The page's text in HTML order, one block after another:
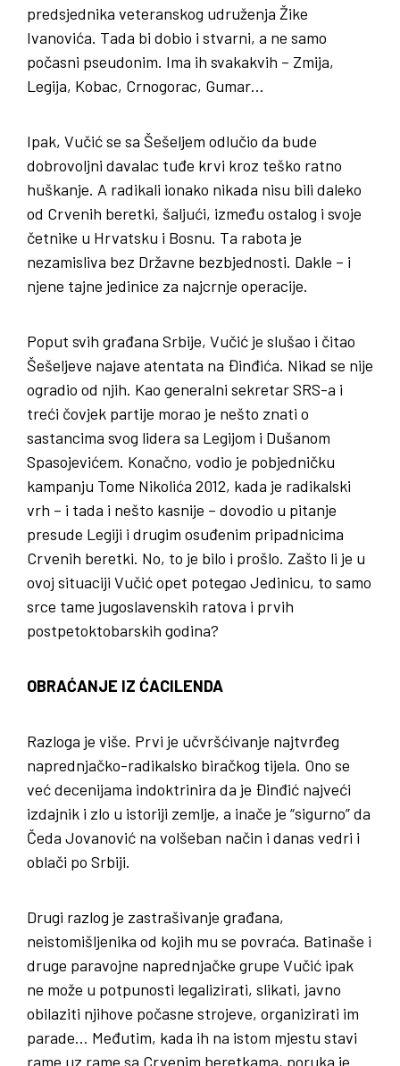
predsjednika veteranskog udruženja Žike
Ivanovića. Tada bi dobio i stvarni, a ne samo
počasni pseudonim. Ima ih svakakvih – Zmija,
Legija, Kobac, Crnogorac, Gumar…
Ipak, Vučić se sa Šešeljem odlučio da bude
dobrovoljni davalac tuđe krvi kroz teško ratno
huškanje. A radikali ionako nikada nisu bili daleko
od Crvenih beretki, šaljući, između ostalog i svoje
četnike u Hrvatsku i Bosnu. Ta rabota je
nezamisliva bez Državne bezbjednosti. Dakle – i
njene tajne jedinice za najcrnje operacije.
Poput svih građana Srbije, Vučić je slušao i čitao
Šešeljeve najave atentata na Đinđića. Nikad se nije
ogradio od njih. Kao generalni sekretar SRS-a i
treći čovjek partije morao je nešto znati o
sastancima svog lidera sa Legijom i Dušanom
Spasojevićem. Konačno, vodio je pobjedničku
kampanju Tome Nikolića 2012, kada je radikalski
vrh – i tada i nešto kasnije – dovodio u pitanje
presude Legiji i drugim osuđenim pripadnicima
Crvenih beretki. No, to je bilo i prošlo. Zašto li je u
ovoj situaciji Vučić opet potegao Jedinicu, to samo
srce tame jugoslavenskih ratova i prvih
postpetoktobarskih godina?
OBRAĆANJE IZ ĆACILENDA
Razloga je više. Prvi je učvršćivanje najtvrđeg
naprednjačko-radikalsko biračkog tijela. Ono se
već decenijama indoktrinira da je Đinđić najveći
izdajnik i zlo u istoriji zemlje, a inače je “sigurno” da
Čeda Jovanović na volšeban način i danas vedri i
oblači po Srbiji.
Drugi razlog je zastrašivanje građana,
neistomišljenika od kojih mu se povraća. Batinaše i
druge paravojne naprednjačke grupe Vučić ipak
ne može u potpunosti legalizirati, slikati, javno
obilaziti njihove počasne strojeve, organizirati im
parade… Međutim, kada ih na istom mjestu stavi
rame uz rame sa Crvenim beretkama, poruka je